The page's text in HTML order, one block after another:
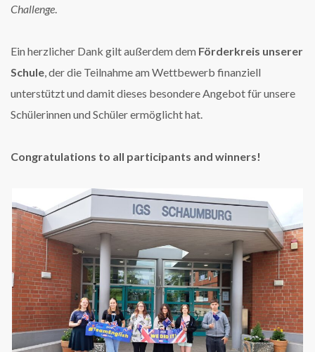
Challenge.
Ein herzlicher Dank gilt außerdem dem Förderkreis unserer
Schule, der die Teilnahme am Wettbewerb finanziell
unterstützt und damit dieses besondere Angebot für unsere
Schülerinnen und Schüler ermöglicht hat.
Congratulations to all participants and winners!